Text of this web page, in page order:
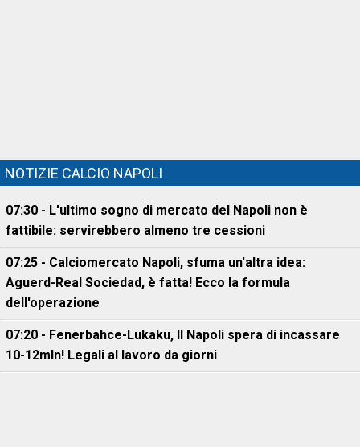
NOTIZIE CALCIO NAPOLI
07:30 - L'ultimo sogno di mercato del Napoli non è
fattibile: servirebbero almeno tre cessioni
07:25 - Calciomercato Napoli, sfuma un'altra idea:
Aguerd-Real Sociedad, è fatta! Ecco la formula
dell'operazione
07:20 - Fenerbahce-Lukaku, ll Napoli spera di incassare
10-12mln! Legali al lavoro da giorni